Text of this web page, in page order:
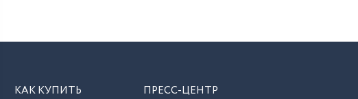
КАК КУПИТЬ ПРЕСС-ЦЕНТР